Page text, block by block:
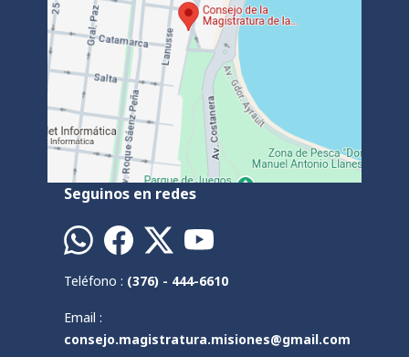
Seguinos en redes
Teléfono : (376) - 444-6610
Email :
consejo.magistratura.misiones@gmail.com